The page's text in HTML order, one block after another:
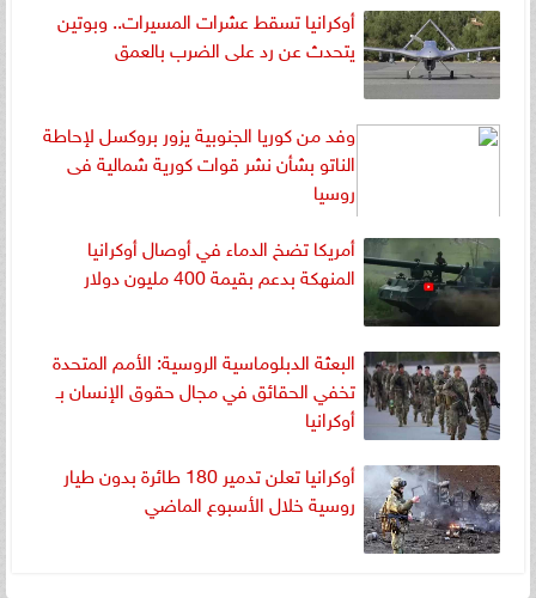
أوكرانيا تسقط عشرات المسيرات.. وبوتين
يتحدث عن رد على الضرب بالعمق
وفد من كوريا الجنوبية يزور بروكسل لإحاطة
الناتو بشأن نشر قوات كورية شمالية فى
روسيا
أمريكا تضخ الدماء في أوصال أوكرانيا
المنهكة بدعم بقيمة 400 مليون دولار
البعثة الدبلوماسية الروسية: الأمم المتحدة
تخفي الحقائق في مجال حقوق الإنسان بـ
أوكرانيا
أوكرانيا تعلن تدمير 180 طائرة بدون طيار
روسية خلال الأسبوع الماضي